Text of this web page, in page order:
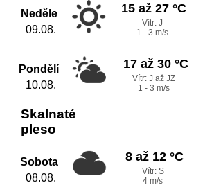
Neděle
09.08.
15 až 27 °C
Vítr: J
1 - 3 m/s
Pondělí
10.08.
17 až 30 °C
Vítr: J až JZ
1 - 3 m/s
Skalnaté
pleso
Sobota
08.08.
8 až 12 °C
Vítr: S
4 m/s